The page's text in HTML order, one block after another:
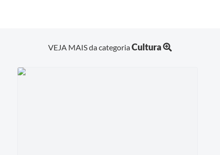
VEJA MAIS da categoriaCultura